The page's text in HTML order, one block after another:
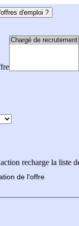
d'emploi ?
recharge la liste
de l'offre